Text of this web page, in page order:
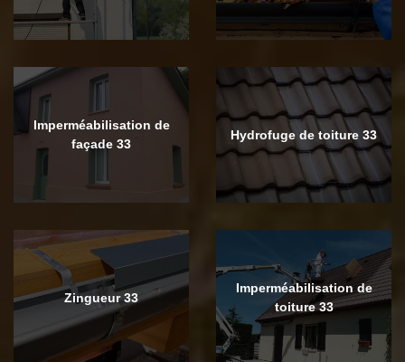
Imperméabilisation de
façade 33
Hydrofuge de toiture 33
Zingueur 33
Imperméabilisation de
toiture 33